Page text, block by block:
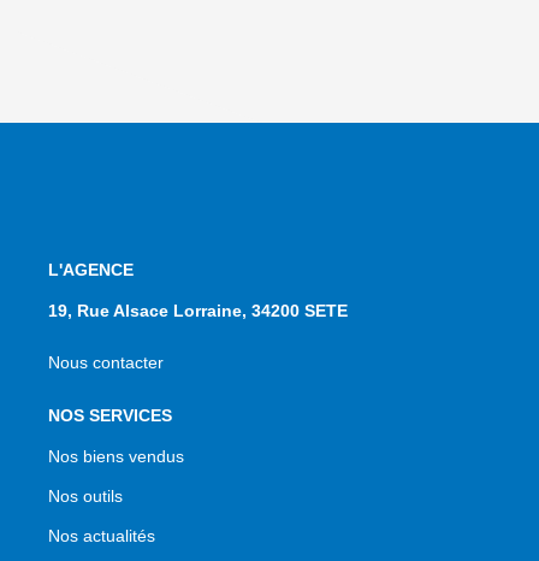
L'AGENCE
19, Rue Alsace Lorraine, 34200 SETE
Nous contacter
NOS SERVICES
Nos biens vendus
Nos outils
Nos actualités